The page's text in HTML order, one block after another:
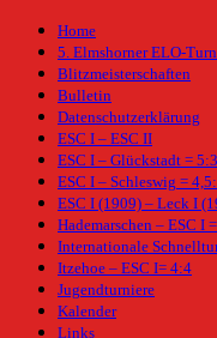
Home
5. Elmshorner ELO-
Blitzmeisterschaften
Bulletin
Datenschutzerklärung
ESC I – ESC II
ESC I – Glückstadt = 5:3
ESC I – Schleswig =
ESC I (1909) – Leck I
Hademarschen – ESC I
Internationale
Itzehoe – ESC I= 4:4
Jugendturniere
Kalender
Links